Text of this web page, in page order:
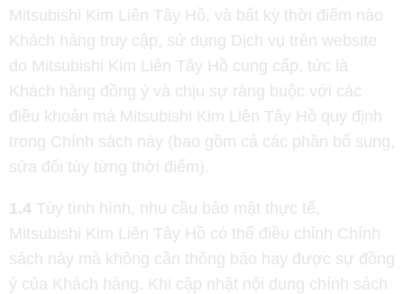
Mitsubishi Kim Liên Tây Hồ, và bất kỳ thời điểm nào
Khách hàng truy cập, sử dụng Dịch vụ trên website
do Mitsubishi Kim Liên Tây Hồ cung cấp, tức là
Khách hàng đồng ý và chịu sự ràng buộc với các
điều khoản mà Mitsubishi Kim Liên Tây Hồ quy định
trong Chính sách này (bao gồm cả các phần bổ sung,
sửa đổi tùy từng thời điểm).
1.4 Tùy tình hình, nhu cầu bảo mật thực tế,
Mitsubishi Kim Liên Tây Hồ có thể điều chỉnh Chính
sách này mà không cần thông báo hay được sự đồng
ý của Khách hàng. Khi cập nhật nội dung chính sách